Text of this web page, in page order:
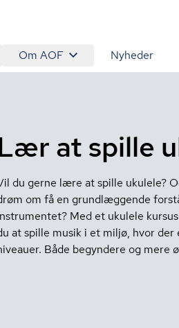
Om AOF Nyheder
at spille
du gerne lære at spille ukulele?
om få en grundlæggende
Med et ukulele
at spille musik i et miljø, hvor der
Både begyndere og mere